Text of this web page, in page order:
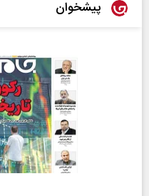
پیشخوان